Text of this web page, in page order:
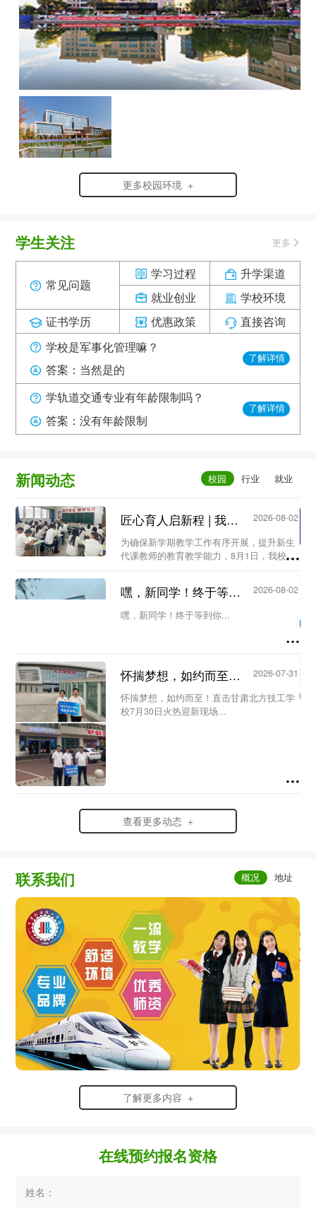
更多校园环境 +
学生关注 更多
常见问题
学习过程
就业创业
升学渠道
学校环境
证书学历
优惠政策
直接咨询
学校是军事化管理嘛？
答案：当然是的
了解详情
学轨道交通专业有年龄限制吗？
答案：没有年龄限制
了解详情
新闻动态
匠心育人启新程 | 我校召开新生代课教师教学工作专题会议...
2026-08-02
为确保新学期教学工作有序开展，提升新生
代课教师的教育教学能力，8月1日，我校教
主任何欣蔚及全体新生代课教师参加会
议。...
嘿，新同学！终于等到你...
2026-08-02
嘿，新同学！终于等到你...
怀揣梦想，如约而至！直击甘肃北方技工学校7月30日火热迎新现场...
2026-07-31
怀揣梦想，如约而至！直击甘肃北方技工学
校7月30日火热迎新现场...
查看更多动态 +
联系我们
了解更多内容 +
在线预约报名资格
姓名：